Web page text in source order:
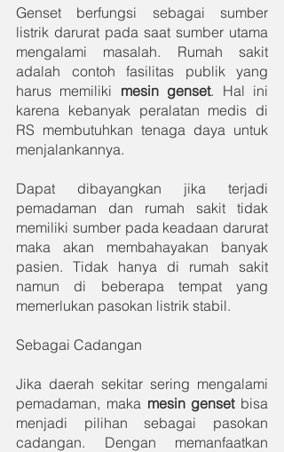
Genset berfungsi sebagai sumber
listrik darurat pada saat sumber utama
mengalami masalah. Rumah sakit
adalah contoh fasilitas publik yang
harus memiliki mesin genset. Hal ini
karena kebanyak peralatan medis di
RS membutuhkan tenaga daya untuk
menjalankannya.
Dapat dibayangkan jika terjadi
pemadaman dan rumah sakit tidak
memiliki sumber pada keadaan darurat
maka akan membahayakan banyak
pasien. Tidak hanya di rumah sakit
namun di beberapa tempat yang
memerlukan pasokan listrik stabil.
Sebagai Cadangan
Jika daerah sekitar sering mengalami
pemadaman, maka mesin genset bisa
menjadi pilihan sebagai pasokan
cadangan. Dengan memanfaatkan